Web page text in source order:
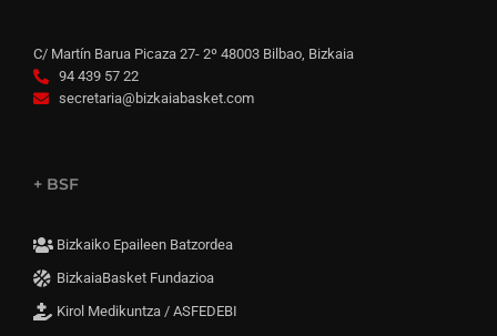
C/ Martín Barua Picaza 27- 2º 48003 Bilbao, Bizkaia
94 439 57 22
secretaria@bizkaiabasket.com
+ BSF
Bizkaiko Epaileen Batzordea
BizkaiaBasket Fundazioa
Kirol Medikuntza / ASFEDEBI